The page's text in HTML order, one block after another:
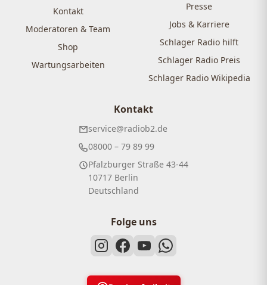
Kontakt
Moderatoren & Team
Shop
Wartungsarbeiten
Presse
Jobs & Karriere
Schlager Radio hilft
Schlager Radio Preis
Schlager Radio Wikipedia
Kontakt
service@radiob2.de
08000 – 79 89 99
Pfalzburger Straße 43-44
10717 Berlin
Deutschland
Folge uns